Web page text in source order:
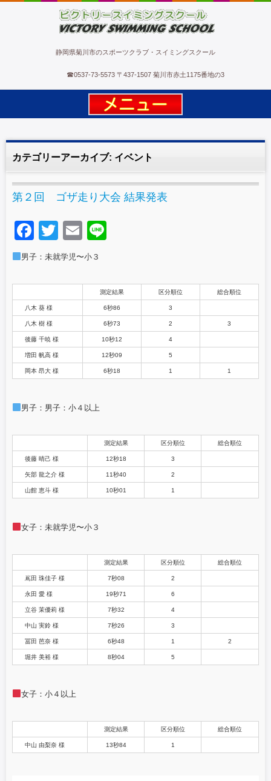
ビクトリースイミングスクール
静岡県菊川市のスポーツクラブ・スイミングスクール
☎0537-73-5573 〒437-1507 菊川市赤土1175番地の3
カテゴリーアーカイブ: イベント
第２回 ゴザ走り大会 結果発表
F
a
e
b
o
o
k
T
wi
er
E
m
男子：未就学児〜小３
測定結果 区分順位 総合順位
八木 葵 様 6秒86 3
八木 樹 様 6秒73 2 3
後藤 千暁 様 10秒12 4
増田 帆高 様 12秒09 5
岡本 昂大 様 6秒18 1 1
男子：男子：小４以上
測定結果 区分順位 総合順位
後藤 晴己 様 12秒18 3
矢部 龍之介 様 11秒40 2
山館 恵斗 様 10秒01 1
女子：未就学児〜小３
測定結果 区分順位 総合順位
嶌田 珠佳子 様 7秒08 2
永田 愛 様 19秒71 6
立谷 茉優莉 様 7秒32 4
中山 実鈴 様 7秒26 3
冨田 芭奈 様 6秒48 1 2
堀井 美裕 様 8秒04 5
女子：小４以上
測定結果 区分順位 総合順位
中山 由梨奈 様 13秒84 1